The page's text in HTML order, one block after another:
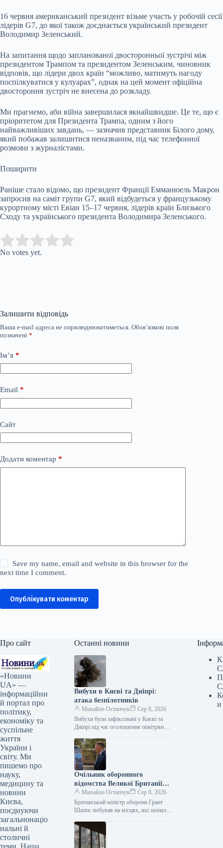
16 червня американський президент візьме участь у робочій сесії
лідерів G7, до якої також доєднається український президент
Володимир Зеленський.
На запитання щодо запланованої двосторонньої зустрічі між
президентом Трампом та президентом Зеленським, чиновник
відповів, що лідери двох країн “можливо, матимуть нагоду
поспілкуватися у кулуарах”, однак на цей момент офіційна
двостороння зустріч не внесена до розкладу.
Ми прагнемо, аби війна завершилася якнайшвидше. Це те, що є
пріоритетом для Президента Трампа, одним з його
найважливіших завдань, — зазначив представник Білого дому,
який побажав залишитися неназваним, під час телефонної
розмови з журналістами.
Поширити
Раніше стало відомо, що президент Франції Емманюель Макрон
запросив на саміт групи G7, який відбудеться у французькому
курортному місті Евіан 15–17 червня, лідерів країн Близького
Сходу та українського президента Володимира Зеленського.
Rate this item:
No votes yet.
Залишити відповідь
Ваша e-mail адреса не оприлюднюватиметься. Обов’язкові поля
позначені *
Ім’я *
Email *
Сайт
Додати коментар *
Save my name, email and website in this browser for the
next time I comment.
Опублікувати коментар
Про сайт
«Новини
UA» —
інформаційни
й портал про
політику,
економіку та
суспільне
життя
України і
світу. Ми
пишемо про
науку,
медицину та
новини
Києва,
поєднуючи
загальнонаціо
нальні й
столичні
Останні новини
Вибухи в Києві та Дніпрі:
атака безпілотників
Михайло Остапчук
Сер 8, 2026
Вибухи були зафіксовані у Києві та
Дніпрі під час оголошення повітряної
підтверджують представники ЗМІ, які
працюють на…
Очільник оборонного
відомства Великої Британії
Грант Шеппс побував у Києві,
оглядаючи наслідки
російських атак.
Михайло Остапчук
Сер 8, 2026
Британський міністр оборони Грант
Шаппс побував на місцях, які зазнали
інформацією Укрінформу, це стало
відомо…
и